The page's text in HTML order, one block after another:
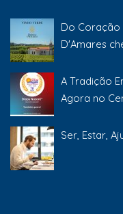
Do Coração
D'Amares
A Tradição
Agora no
Ser, Estar,